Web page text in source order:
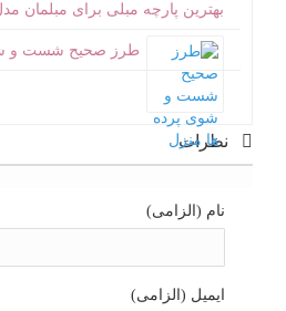
بهترین پارچه مبلی برای مبلمان
طرز صحیح شست و
نظرات
نام (الزامی)
ایمیل (الزامی)